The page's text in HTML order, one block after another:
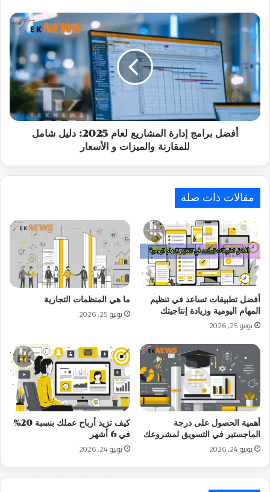
أفضل
برامج
إدارة
المشاريع
لعام
2025:
دليل
شامل
للمقارنة
والميزات
أفضل برامج إدارة المشاريع لعام 2025: دليل شامل
للمقارنة والميزات و الأسعار
مقالات ذات صلة
أفضل تطبيقات تساعد في تنظيم
المهام اليومية وزيادة إنتاجيتك
يونيو 25, 2026
ما هي المنظمات التجارية
يونيو 25, 2026
أهمية الحصول على درجة
الماجستير في التسويق لمشروعك
يونيو 24, 2026
كيف تزيد أرباح عملك بنسبة 20%
في 6 أشهر
يونيو 24, 2026